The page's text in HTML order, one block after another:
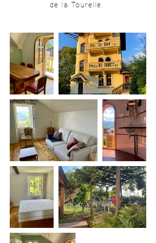
de la Tourelle.